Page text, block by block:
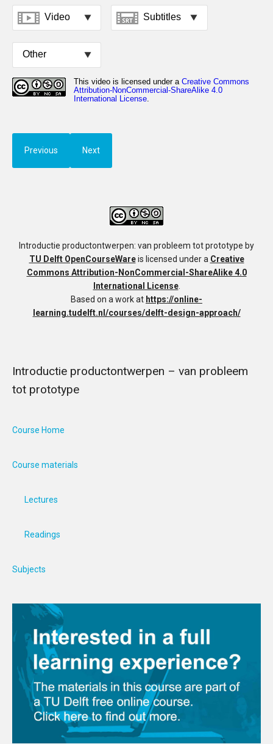
Previous Next
Introductie productontwerpen: van probleem tot prototype by
TU Delft OpenCourseWareis licensed under a Creative
Commons Attribution-NonCommercial-ShareAlike 4.0
International License.
Based on a work at https://online-
learning.tudelft.nl/courses/delft-design-approach/
Introductie productontwerpen – van probleem
tot prototype
Course Home
Course materials
Lectures
Readings
Subjects